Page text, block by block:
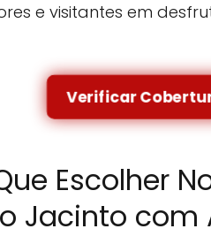
e visitantes em
Verificar
Escolher
Jacinto com